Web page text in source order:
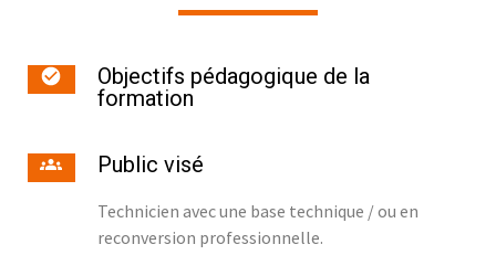
Objectifs pédagogique de la
formation
Public visé
Technicien avec une base technique / ou en
reconversion professionnelle.